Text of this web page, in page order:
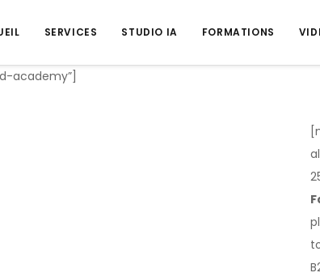
SERVICES STUDIO IA FORMATIONS
academy”]